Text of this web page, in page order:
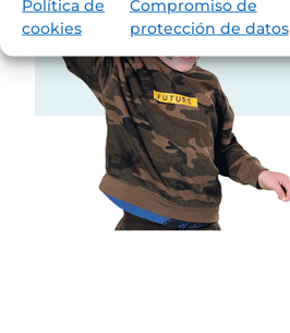
Política de
cookies
Compromiso de
protección de datos